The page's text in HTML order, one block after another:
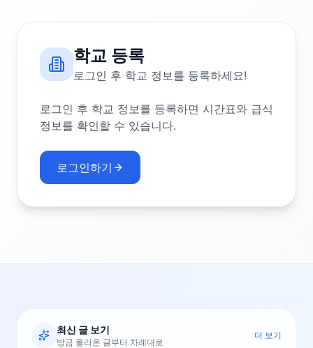
학교 등록
로그인 후 학교 정보를 등록하세요!
로그인 후 학교 정보를 등록하면 시간표와 급식
정보를 확인할 수 있습니다.
로그인하기
최신 글 보기
방금 올라온 글부터 차례대로
더 보기